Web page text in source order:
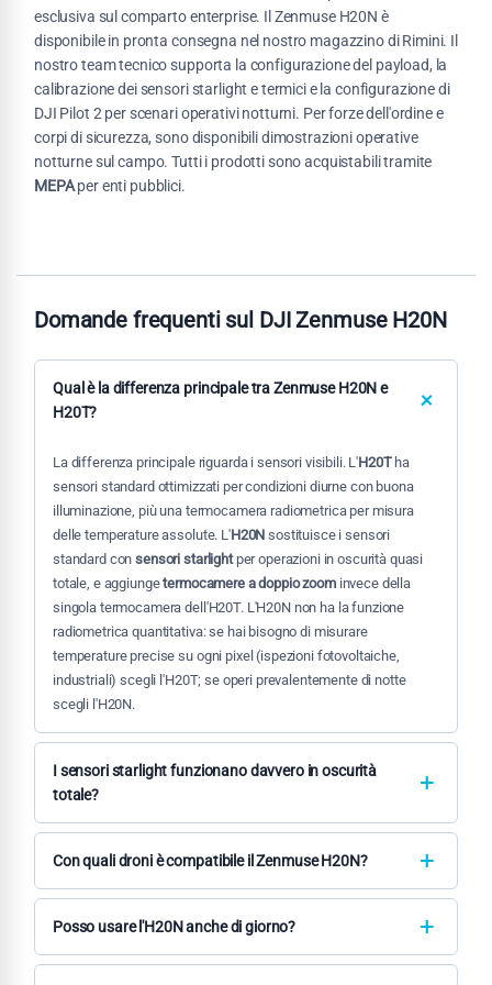
esclusiva sul comparto enterprise. Il Zenmuse H20N è
disponibile in pronta consegna nel nostro magazzino di Rimini. Il
nostro team tecnico supporta la configurazione del payload, la
calibrazione dei sensori starlight e termici e la configurazione di
DJI Pilot 2 per scenari operativi notturni. Per forze dell'ordine e
corpi di sicurezza, sono disponibili dimostrazioni operative
notturne sul campo. Tutti i prodotti sono acquistabili tramite
MEPAper enti pubblici.
Domande frequenti sul DJI Zenmuse H20N
Qual è la differenza principale tra Zenmuse H20N e
H20T?
La differenza principale riguarda i sensori visibili. L'H20Tha
sensori standard ottimizzati per condizioni diurne con buona
illuminazione, più una termocamera radiometrica per misura
delle temperature assolute. L'H20N sostituisce i sensori
standard consensori starlightper operazioni in oscurità quasi
totale, e aggiungetermocamere a doppio zoominvece della
singola termocamera dell'H20T. L'H20N non ha la funzione
radiometrica quantitativa: se hai bisogno di misurare
temperature precise su ogni pixel (ispezioni fotovoltaiche,
industriali) scegli l'H20T; se operi prevalentemente di notte
scegli l'H20N.
I sensori starlight funzionano davvero in oscurità
totale?
I sensori starlight del H20N producono immagini utilizzabili
con livelli di illuminazione fino a0,001 lux— equivalente a una
visibili non producono immagini utilizzabili, ma la
termocamera
a doppio zoom rimane pienamente operativa
Con quali droni è compatibile il Zenmuse H20N?
Il Zenmuse H20N è compatibile conDJI Matrice 350 RTK,DJI
Matrice 400eDJI Matrice 300 RTK. Non è compatibile con il
Posso usare l'H20N anche di giorno?
Sì, il Zenmuse H20N è pienamente operativo anche in